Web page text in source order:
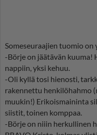
Someseuraajien tuomio on
-Börje on jäätävän kuuma!
nappiin, yksi kehuu.
-Oli kyllä tosi hienosti,
rakennettu henkilöhahmo
muukin!) Erikoismaininta
siistit, toinen komppaa.
-Börje on niiin herkullinen